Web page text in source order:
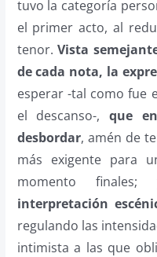
tuvo la categoría
el primer acto, al
tenor.Vista
de cada nota, la
esperar -tal como fue
el descanso-,que
desbordar, amén de
más exigente para
momento
interpretación
regulando las
intimista a las que